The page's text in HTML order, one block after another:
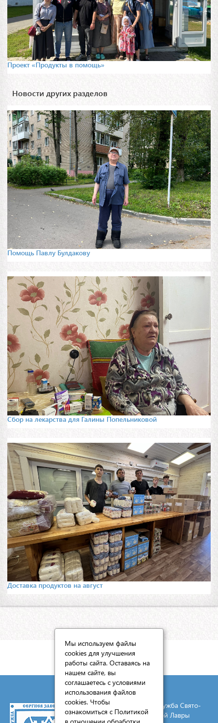
Проект «Продукты в помощь»
Новости других разделов
Помощь Павлу Булдакову
Сбор на лекарства для Галины Попельниковой
Доставка продуктов на август
КАРТА САЙТА
© 2026 Социальная служба Свято-
Троицкой Сергиевой Лавры
Мы используем файлы
cookies для улучшения
работы сайта. Оставаясь на
нашем сайте, вы
соглашаетесь с условиями
использования файлов
cookies. Чтобы
ознакомиться с Политикой